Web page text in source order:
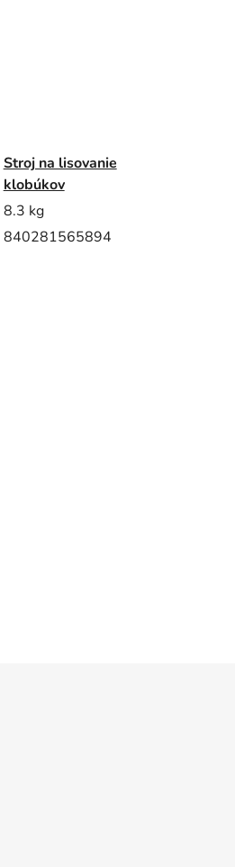
Stroj na lisovanie
klobúkov
8.3 kg
840281565894